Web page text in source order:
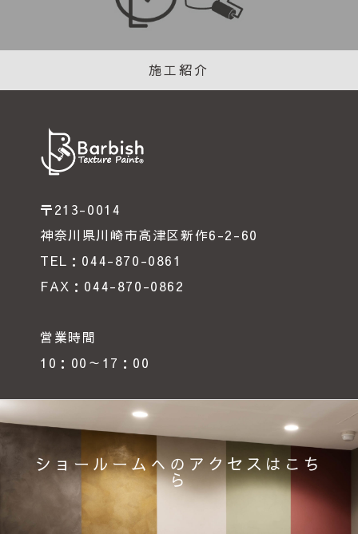
施工紹介
〒213-0014
神奈川県川崎市高津区新作6-2-60
TEL：044-870-0861
FAX：044-870-0862
営業時間
10：00～17：00
ショールームへのアクセスはこち
ら